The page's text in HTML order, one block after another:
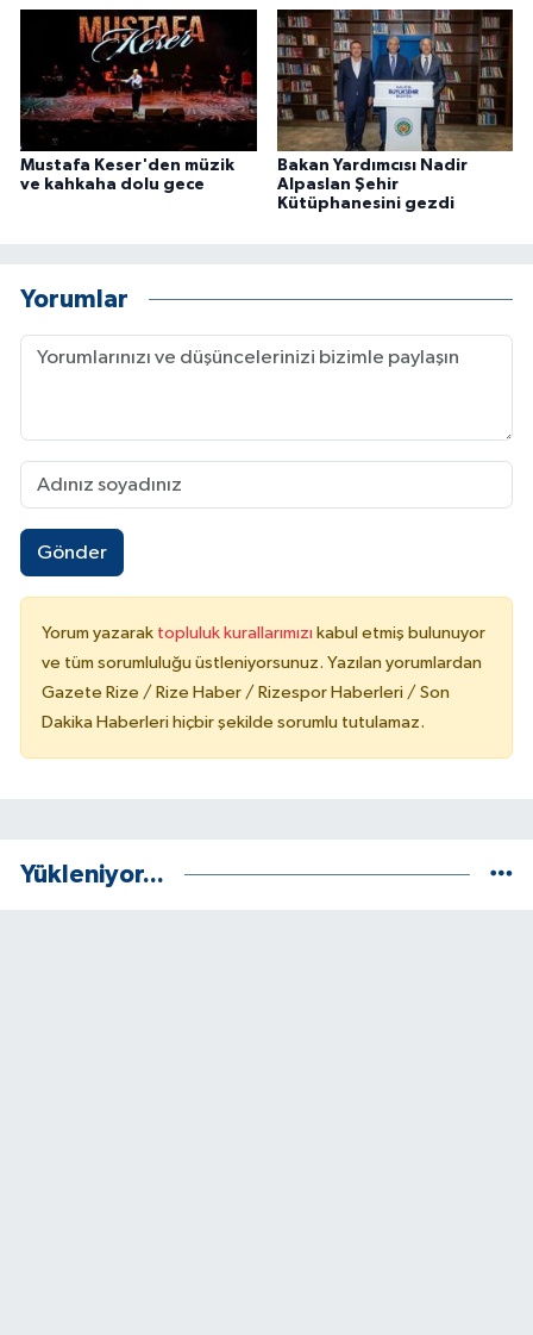
Mustafa Keser'den müzik
ve kahkaha dolu gece
Bakan Yardımcısı Nadir
Alpaslan Şehir
Kütüphanesini gezdi
Yorumlar
Gönder
Yorum yazarak topluluk kurallarımızı kabul etmiş bulunuyor
ve tüm sorumluluğu üstleniyorsunuz. Yazılan yorumlardan
Gazete Rize / Rize Haber / Rizespor Haberleri / Son
Dakika Haberleri hiçbir şekilde sorumlu tutulamaz.
Yükleniyor...